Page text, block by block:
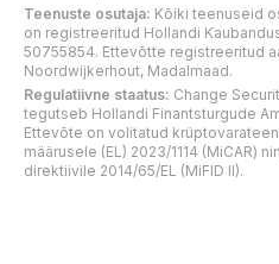
Teenuste osutaja: Kõiki teenuseid
on registreeritud Hollandi
50755854. Ettevõtte registreeritud
Noordwijkerhout, Madalmaad.
Regulatiivne staatus: Change
tegutseb Hollandi Finantsturgude
Ettevõte on volitatud
määrusele (EL) 2023/1114 (MiCAR)
direktiivile 2014/65/EL (MiFID II).